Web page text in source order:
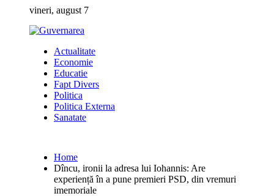
content
vineri, august 7
Actualitate
Economie
Educatie
Fapt Divers
Politica
Politica Externa
Sanatate
Home
Dîncu, ironii la adresa lui Iohannis: Are
experiență în a pune premieri PSD, din vremuri
imemoriale